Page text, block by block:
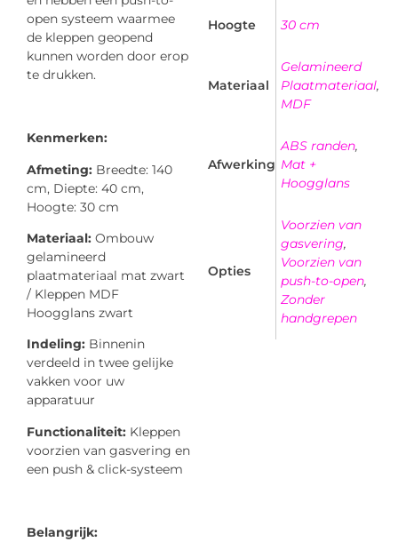
open systeem waarmee
de kleppen geopend
kunnen worden door erop
te drukken.
Kenmerken:
Afmeting: Breedte: 140
cm, Diepte: 40 cm,
Hoogte: 30 cm
Materiaal: Ombouw
gelamineerd
plaatmateriaal mat zwart
/ Kleppen MDF
Hoogglans zwart
Indeling: Binnenin
verdeeld in twee gelijke
vakken voor uw
apparatuur
Functionaliteit: Kleppen
voorzien van gasvering en
een push & click-systeem
Belangrijk:
Hoogte 30 cm
Materiaal
Gelamineerd
Plaatmateriaal,
MDF
Afwerking
ABS randen,
Mat +
Hoogglans
Opties
Voorzien van
gasvering,
Voorzien van
push-to-open,
Zonder
handgrepen